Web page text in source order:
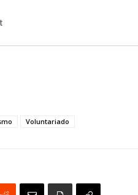
Voluntariado